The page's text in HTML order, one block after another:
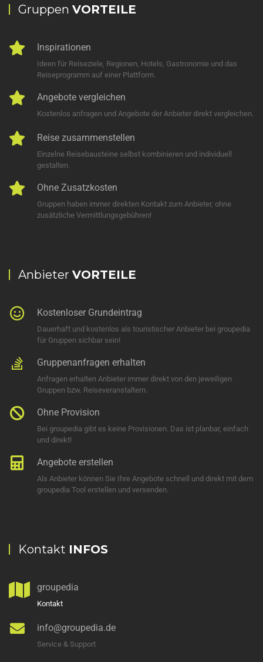
Gruppen VORTEILE
Inspirationen
Ideen für Reiseziele, Regionen, Hotels, Gastronomie und das
Reiseprogramm auf einer Plattform.
Angebote vergleichen
Kostenlos anfragen und Angebote der Anbieter direkt vergleichen.
Reise zusammenstellen
Einzelne Reisebausteine selbst kombinieren und individuell
gestalten.
Ohne Zusatzkosten
Gruppen haben immer direkten Kontakt zum Anbieter, ohne
zusätzliche Vermittlungsgebühren!
Anbieter VORTEILE
Kostenloser Grundeintrag
Dauerhaft und kostenlos als touristischer Anbieter bei groupedia
für Gruppen sichbar sein!
Gruppenanfragen erhalten
Anfragen erhalten Anbieter immer direkt von den jeweiligen
Gruppen bzw. Reiseveranstaltern.
Ohne Provision
Bei groupedia gibt es keine Provisionen. Das ist planbar, einfach
und direkt!
Angebote erstellen
Als Anbieter können Sie Ihre Angebote schnell und direkt mit dem
groupedia Tool erstellen und versenden.
Kontakt INFOS
groupedia
Kontakt
info@groupedia.de
Service & Support